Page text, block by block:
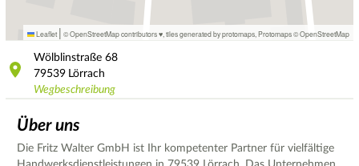
Leaflet | © OpenStreetMap contributors ♥, tiles generated by protomaps Protomaps©OpenStreetMap
Wölblinstraße 68
79539 Lörrach
Wegbeschreibung
Über uns
Die Fritz Walter GmbH ist Ihr kompetenter Partner für vielfältige